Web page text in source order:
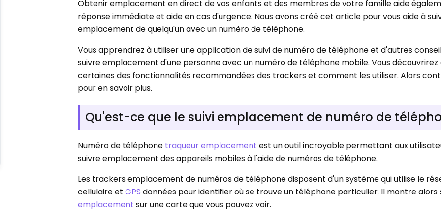
Obtenir emplacement en direct de vos enfants et des membres de votre famille aide
réponse immédiate et aide en cas d'urgence. Nous avons créé cet article pour vous aide à
emplacement de quelqu'un avec un numéro de téléphone.
Vous apprendrez à utiliser une application de suivi de numéro de téléphone et d'autres
suivre emplacement d'une personne avec un numéro de téléphone mobile. Vous
certaines des fonctionnalités recommandées des trackers et comment les utiliser. Alors
pour en savoir plus.
Qu'est-ce que le suivi emplacement de numéro de
Numéro de téléphone traqueur emplacement est un outil incroyable permettant aux
suivre emplacement des appareils mobiles à l'aide de numéros de téléphone.
Les trackers emplacement de numéros de téléphone disposent d'un système qui utilise le
cellulaire etGPS données pour identifier où se trouve un téléphone particulier. Il montre alors
emplacement sur une carte que vous pouvez voir.